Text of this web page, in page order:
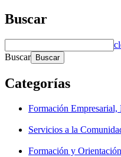
Buscar
Buscar
Categorías
Formación
Servicios a la
Formación y